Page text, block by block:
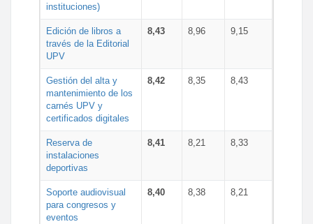
instituciones)
Edición de libros a
través de la Editorial
UPV
8,43 8,96 9,15
Gestión del alta y
mantenimiento de los
carnés UPV y
certificados digitales
8,42 8,35 8,43
Reserva de
instalaciones
deportivas
8,41 8,21 8,33
Soporte audiovisual
para congresos y
eventos
8,40 8,38 8,21